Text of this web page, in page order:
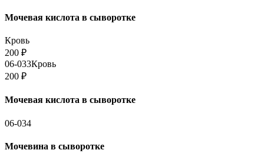
Мочевая кислота в сыворотке
Кровь
200 ₽
06-033Кровь
200 ₽
Мочевая кислота в сыворотке
06-034
Мочевина в сыворотке